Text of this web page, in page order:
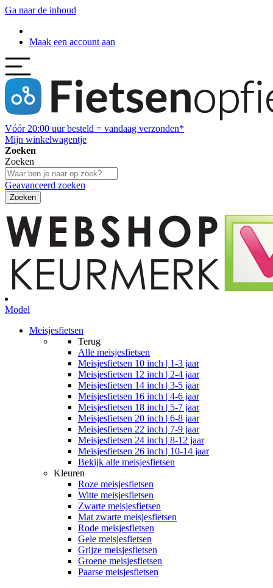
Ga naar de inhoud
Maak een account aan
Vóór 20:00 uur besteld = vandaag verzonden*
Mijn winkelwagentje
Zoeken
Zoeken
Geavanceerd zoeken
Zoeken
Model
Meisjesfietsen
Terug
Alle meisjesfietsen
Meisjesfietsen 10 inch | 1-3 jaar
Meisjesfietsen 12 inch | 2-4 jaar
Meisjesfietsen 14 inch | 3-5 jaar
Meisjesfietsen 16 inch | 4-6 jaar
Meisjesfietsen 18 inch | 5-7 jaar
Meisjesfietsen 20 inch | 6-8 jaar
Meisjesfietsen 22 inch | 7-9 jaar
Meisjesfietsen 24 inch | 8-12 jaar
Meisjesfietsen 26 inch | 10-14 jaar
Bekijk alle meisjesfietsen
Kleuren
Roze meisjesfietsen
Witte meisjesfietsen
Zwarte meisjesfietsen
Mat zwarte meisjesfietsen
Rode meisjesfietsen
Gele meisjesfietsen
Grijze meisjesfietsen
Groene meisjesfietsen
Paarse meisjesfietsen